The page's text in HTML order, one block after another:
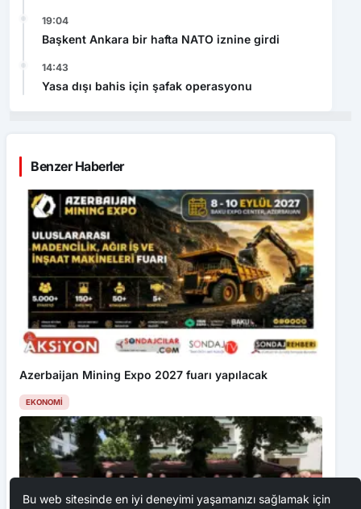
19:04
Başkent Ankara bir hafta NATO iznine girdi
14:43
Yasa dışı bahis için şafak operasyonu
Benzer Haberler
Azerbaijan Mining Expo 2027 fuarı yapılacak
EKONOMI
Bu web sitesinde en iyi deneyimi yaşamanızı sağlamak için